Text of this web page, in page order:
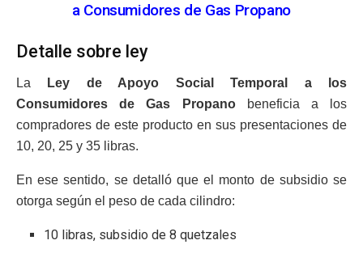
a Consumidores de Gas Propano
Detalle sobre ley
La
Ley de Apoyo Social Temporal a los
Consumidores de Gas Propanobeneficia a los
compradores de este producto en sus presentaciones de
10, 20, 25 y 35 libras.
En ese sentido, se detalló que el monto de subsidio se
otorga según el peso de cada cilindro:
10 libras, subsidio de 8 quetzales